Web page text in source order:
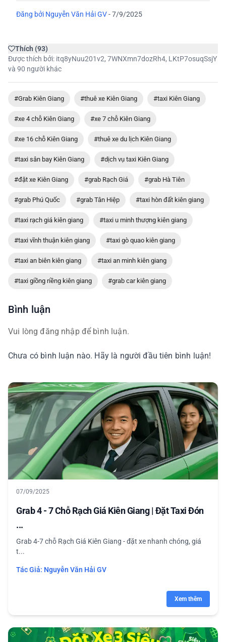
Đăng bởi Nguyễn Văn Hải GV-7/9/2025
Thích (93)
Được thích bởi: itq8yNuu201v2, 7WNXmn7dozRh4, LKtP7osuqSsjY
và 90 người khác
#Grab Kiên Giang #thuê xe Kiên Giang #taxi Kiên Giang
#xe 4 chỗ Kiên Giang #xe 7 chỗ Kiên Giang
#xe 16 chỗ Kiên Giang #thuê xe du lịch Kiên Giang
#taxi sân bay Kiên Giang #dịch vụ taxi Kiên Giang
#đặt xe Kiên Giang #grab Rạch Giá #grab Hà Tiên
#grab Phú Quốc #grab Tân Hiệp #taxi hòn đất kiên giang
#taxi rạch giá kiên giang #taxi u minh thượng kiên giang
#taxi vĩnh thuận kiên giang #taxi gò quao kiên giang
#taxi an biên kiên giang #taxi an minh kiên giang
#taxi giồng riềng kiên giang #grab car kiên giang
Bình luận
Vui lòng đăng nhập để bình luận.
Chưa có bình luận nào. Hãy là người đầu tiên bình luận!
07/09/2025
Grab 4 - 7 Chỗ Rạch Giá Kiên Giang | Đặt Taxi Đón
...
Grab 4-7 chỗ Rạch Giá Kiên Giang - đặt xe nhanh chóng, giá
t...
Tác Giả: Nguyễn Văn Hải GV
Xem thêm